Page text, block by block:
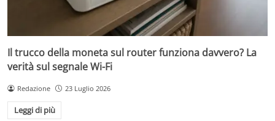
Il trucco della moneta sul router funziona davvero? La
verità sul segnale Wi-Fi
Redazione 23 Luglio 2026
Leggi di più